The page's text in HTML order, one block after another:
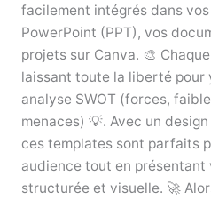
facilement intégrés dans
PowerPoint (PPT), vos
projets sur Canva. 🎨
laissant toute la liberté pour
analyse SWOT (forces,
menaces) 💡. Avec un
ces templates sont parfaits
audience tout en présentant
structurée et visuelle. 🚀